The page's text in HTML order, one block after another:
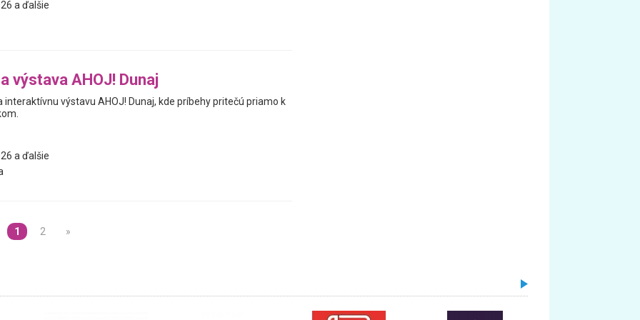
a ďalšie
výstava AHOJ! Dunaj
interaktívnu výstavu AHOJ! Dunaj, kde príbehy pritečú priamo k
a ďalšie
1 2 »